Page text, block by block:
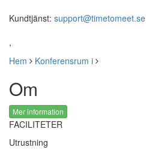
Kundtjänst: support@timetomeet.se
,
Hem
Konferensrum i
Om
Mer information
FACILITETER
Utrustning